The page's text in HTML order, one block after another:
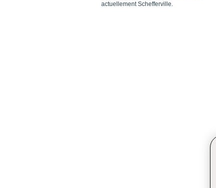
actuellement Schefferville.